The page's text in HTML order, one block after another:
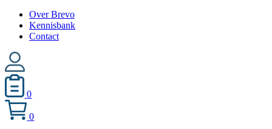
Over Brevo
Kennisbank
Contact
0
0